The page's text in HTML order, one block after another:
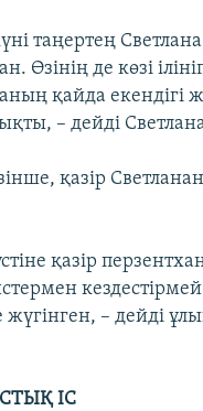
таңертең
Өзінің де көзі
қайда екендігі
– дейді
қазір
қазір
жүгінген, – дейді
ІС